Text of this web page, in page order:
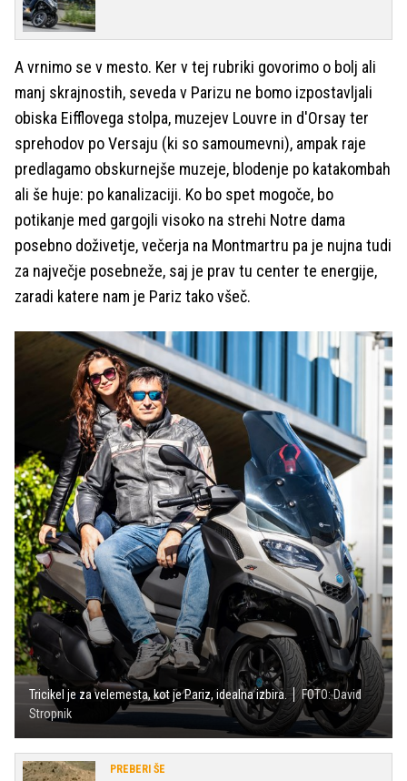
A vrnimo se v mesto. Ker v tej rubriki govorimo o bolj ali
manj skrajnostih, seveda v Parizu ne bomo izpostavljali
obiska Eifflovega stolpa, muzejev Louvre in d'Orsay ter
sprehodov po Versaju (ki so samoumevni), ampak raje
predlagamo obskurnejše muzeje, blodenje po katakombah
ali še huje: po kanalizaciji. Ko bo spet mogoče, bo
potikanje med gargojli visoko na strehi Notre dama
posebno doživetje, večerja na Montmartru pa je nujna tudi
za največje posebneže, saj je prav tu center te energije,
zaradi katere nam je Pariz tako všeč.
Tricikel je za velemesta, kot je Pariz, idealna izbira.
FOTO: David
Stropnik
PREBERI ŠE